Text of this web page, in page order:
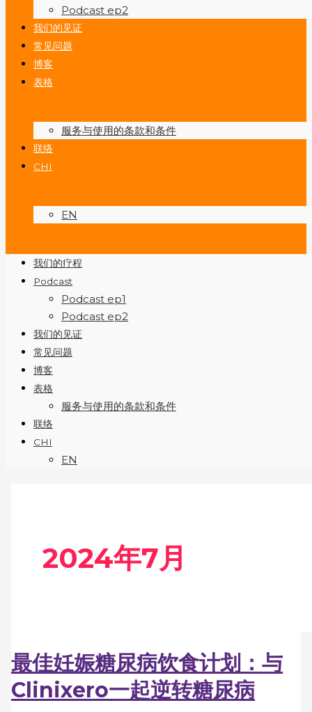
Podcast ep2
我们的见证
常见问题
博客
表格
服务与使用的条款和条件
联络
CHI
EN
我们的疗程
Podcast
Podcast ep1
Podcast ep2
我们的见证
常见问题
博客
表格
服务与使用的条款和条件
联络
CHI
EN
2024年7月
最佳妊娠糖尿病饮食计划：与
Clinixero一起逆转糖尿病